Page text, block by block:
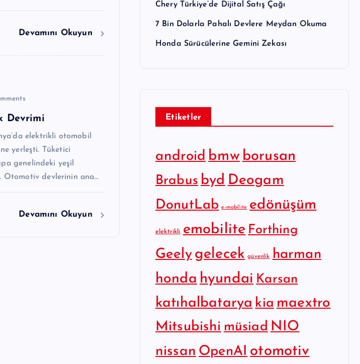
Devamını Okuyun
Devrimi
elektrikli otomobil
yerleşti. Tüketici
genelindeki yeşil
Otomotiv devlerinin ana…
Devamını Okuyun
Chery Türkiye’de Dijital Satış Çağı
7 Bin Dolarla Pahalı Devlere Meydan Okuma
Honda Sürücülerine Gemini Zekası
Etiketler
android bmw borusan
Brabus byd Deogam
DonutLab e-mobilite edönüşüm
elektrikli emobilite Forthing
Geely gelecek güvenlik
harman
honda hyundai Karsan
katıhalbatarya kia maextro
Mitsubishi müsiad NIO
nissan OpenAI otomotiv